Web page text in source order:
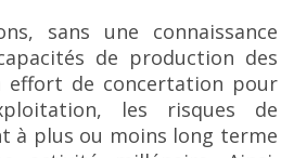
sans une connaissance
de production des
effort de concertation pour
les risques de
à plus ou moins long terme